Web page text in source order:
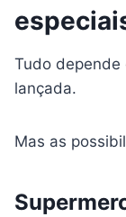
Tudo depende
lançada.
Mas as